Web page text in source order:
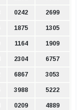
0242 2699
1875 1305
1164 1909
2304 6757
6867 3053
3988 5222
0209 4889